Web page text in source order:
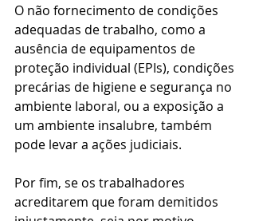
O não fornecimento de condições
adequadas de trabalho, como a
ausência de equipamentos de
proteção individual (EPIs), condições
precárias de higiene e segurança no
ambiente laboral, ou a exposição a
um ambiente insalubre, também
pode levar a ações judiciais.
Por fim, se os trabalhadores
acreditarem que foram demitidos